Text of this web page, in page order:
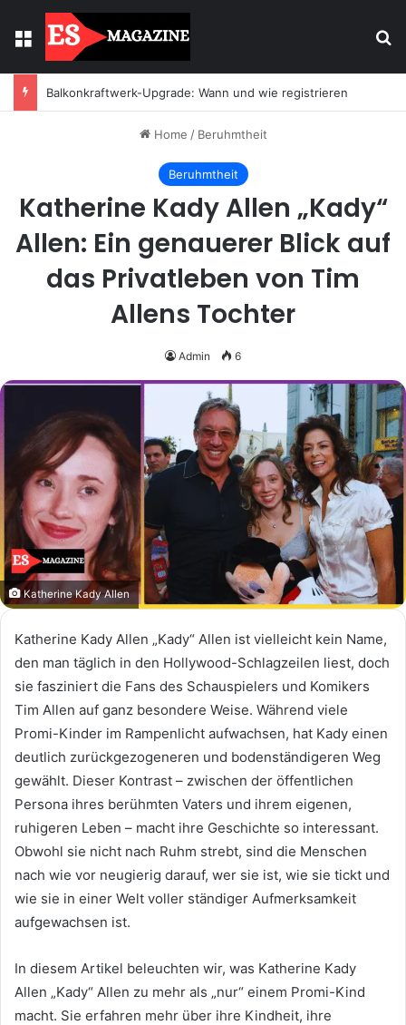
Menu
Balkonkraftwerk-Upgrade: Wann und wie registrieren
Home / Beruhmtheit
Beruhmtheit
Katherine Kady Allen „Kady“
Allen: Ein genauerer Blick auf
das Privatleben von Tim
Allens Tochter
Admin 6
Katherine Kady Allen
Katherine Kady Allen „Kady“ Allen ist vielleicht kein Name,
den man täglich in den Hollywood-Schlagzeilen liest, doch
sie fasziniert die Fans des Schauspielers und Komikers
Tim Allen auf ganz besondere Weise. Während viele
Promi-Kinder im Rampenlicht aufwachsen, hat Kady einen
deutlich zurückgezogeneren und bodenständigeren Weg
gewählt. Dieser Kontrast – zwischen der öffentlichen
Persona ihres berühmten Vaters und ihrem eigenen,
ruhigeren Leben – macht ihre Geschichte so interessant.
Obwohl sie nicht nach Ruhm strebt, sind die Menschen
nach wie vor neugierig darauf, wer sie ist, wie sie tickt und
wie sie in einer Welt voller ständiger Aufmerksamkeit
aufgewachsen ist.
In diesem Artikel beleuchten wir, was Katherine Kady
Allen „Kady“ Allen zu mehr als „nur“ einem Promi-Kind
macht. Sie erfahren mehr über ihre Kindheit, ihre